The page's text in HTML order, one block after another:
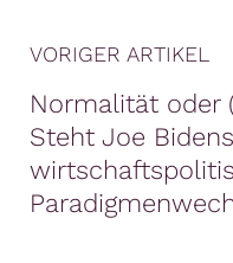
VORIGER ARTIKEL
Normalität oder
Steht Joe Bidens